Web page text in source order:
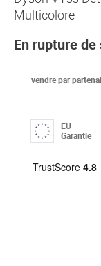
Multicolore
En rupture
vendre par
EU
Garantie